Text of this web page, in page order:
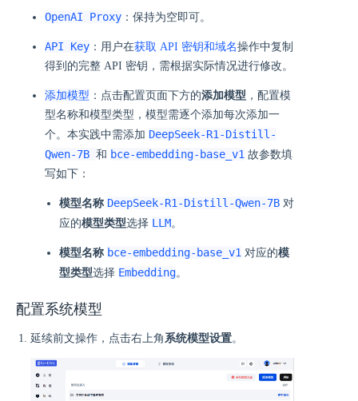
OpenAI Proxy ：保持为空即可。
API Key ：用户在获取 API 密钥和域名操作中复制
得到的完整 API 密钥，需根据实际情况进行修改。
添加模型 ：点击配置页面下方的添加模型 ，配置模
型名称和模型类型，模型需逐个添加每次添加一
个。本实践中需添加 DeepSeek-R1-Distill-
Qwen-7B 和 bce-embedding-base_v1 故参数填
写如下：
模型名称 DeepSeek-R1-Distill-Qwen-7B 对
应的模型类型选择 LLM。
模型名称 bce-embedding-base_v1 对应的模
型类型选择 Embedding。
配置系统模型
延续前文操作，点击右上角 系统模型设置。